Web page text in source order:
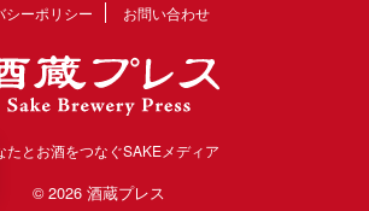
シーポリシー
お問い合わせ
たとお酒をつなぐSAKEメディア
© 2026 酒蔵プレス